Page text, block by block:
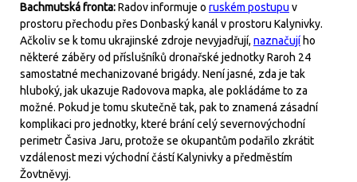
Bachmutská fronta:Radov informuje o ruském postupu v
prostoru přechodu přes Donbaský kanál v prostoru Kalynivky.
Ačkoliv se k tomu ukrajinské zdroje nevyjadřují, naznačují ho
některé záběry od příslušníků dronařské jednotky Raroh 24
samostatné mechanizované brigády. Není jasné, zda je tak
hluboký, jak ukazuje Radovova mapka, ale pokládáme to za
možné. Pokud je tomu skutečně tak, pak to znamená zásadní
komplikaci pro jednotky, které brání celý severnovýchodní
perimetr Časiva Jaru, protože se okupantům podařilo zkrátit
vzdálenost mezi východní částí Kalynivky a předměstím
Žovtněvyj.